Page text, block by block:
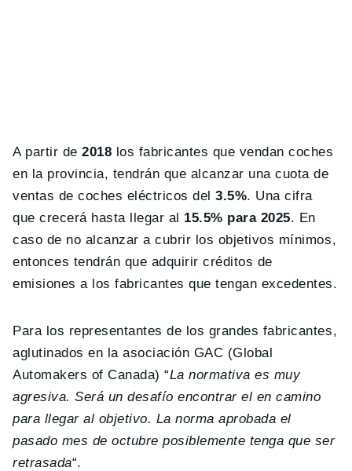
A partir de2018 los fabricantes que vendan coches
en la provincia, tendrán que alcanzar una cuota de
ventas de coches eléctricos del3.5%. Una cifra
que crecerá hasta llegar al 15.5% para 2025. En
caso de no alcanzar a cubrir los objetivos mínimos,
entonces tendrán que adquirir créditos de
emisiones a los fabricantes que tengan excedentes.
Para los representantes de los grandes fabricantes,
aglutinados en la asociación GAC (Global
Automakers of Canada) “La normativa es muy
agresiva. Será un desafío encontrar el en camino
para llegar al objetivo. La norma aprobada el
pasado mes de octubre posiblemente tenga que ser
retrasada“.